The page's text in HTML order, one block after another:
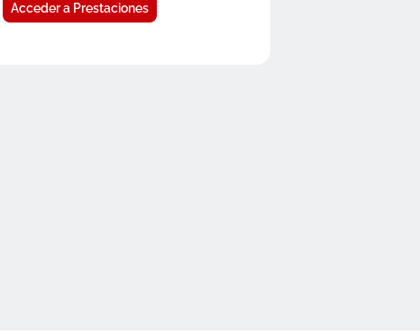
Acceder a Prestaciones